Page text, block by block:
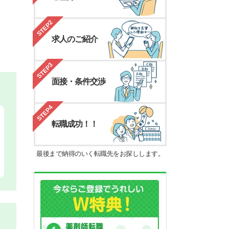
STEP2
求人のご紹介
STEP3
面接・条件交渉
STEP4
転職成功！！
最後まで納得のいく転職先をお探しします。